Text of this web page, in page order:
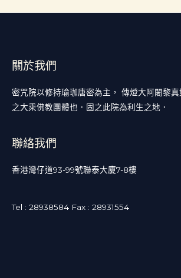
關於我們
密咒院以修持瑜珈唐密為主， 傳燈大阿闍黎
之大乘佛教團體也．固之此院為利生之地．
聯絡我們
香港灣仔道93-99號聯泰大廈7-8樓
Tel : 28938584 Fax : 28931554